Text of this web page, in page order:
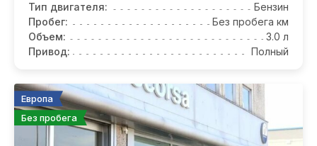
Тип двигателя:
Бензин
Пробег:
Без пробега км
Объем:
3.0 л
Привод:
Полный
Европа
Без пробега